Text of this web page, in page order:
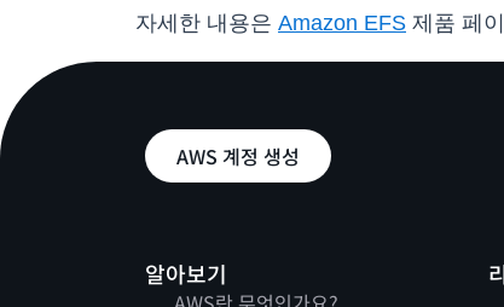
자세한 내용은 Amazon EFS 제품 페
AWS 계정 생성
알아보기